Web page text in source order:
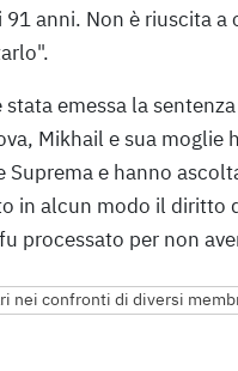
91 anni. Non è riuscita
emessa la
Mikhail e sua
Suprema e hanno
in alcun modo il diritto
processato per non
nei confronti di diversi